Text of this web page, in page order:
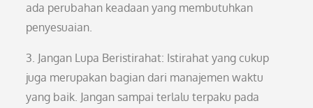
ada perubahan keadaan yang membutuhkan
penyesuaian.
3. Jangan Lupa Beristirahat: Istirahat yang cukup
juga merupakan bagian dari manajemen waktu
yang baik. Jangan sampai terlalu terpaku pada